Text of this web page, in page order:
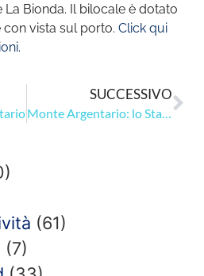
La Bionda. Il bilocale è dotato
vista sul porto. Click qui
SUCCESSIVO
Monte Argentario: lo Stato dei Presidi
(61)
(7)